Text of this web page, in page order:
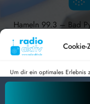
Um dir ein optimales Erlebnis
Cookies, um
Hameln 99.3 – Bad